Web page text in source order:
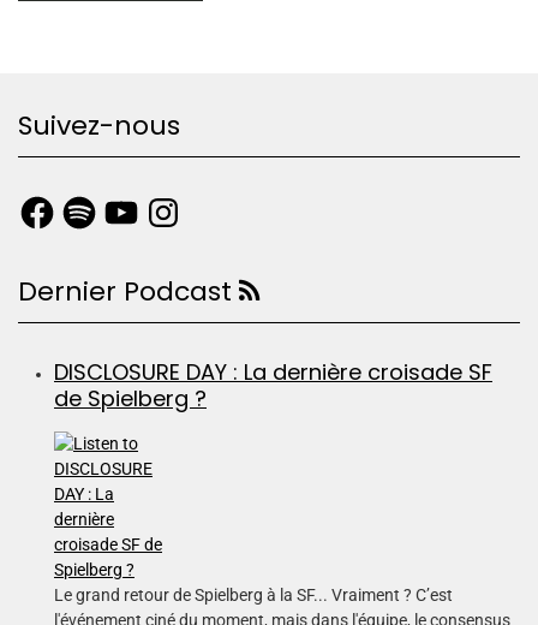
Suivez-nous
Dernier Podcast
DISCLOSURE DAY : La dernière croisade SF
de Spielberg ?
Le grand retour de Spielberg à la SF... Vraiment ? C’est
l'événement ciné du moment, mais dans l'équipe, le consensus